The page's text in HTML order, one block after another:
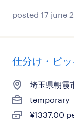
posted 17 june
仕分け・ピ
埼玉県朝霞
temporary
¥1337.00